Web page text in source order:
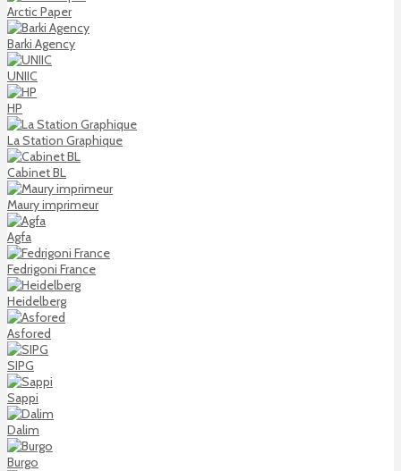
Arctic Paper
Barki Agency
UNIIC
HP
La Station Graphique
Cabinet BL
Maury imprimeur
Agfa
Fedrigoni France
Heidelberg
Asfored
SIPG
Sappi
Dalim
Burgo